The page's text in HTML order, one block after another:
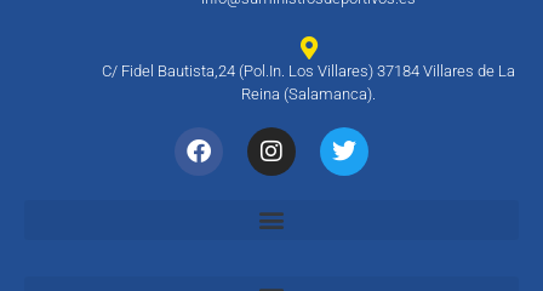
C/ Fidel Bautista,24 (Pol.In. Los Villares) 37184 Villares de La
Reina (Salamanca).